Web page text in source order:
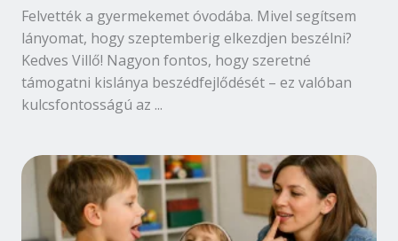
Felvették a gyermekemet óvodába. Mivel segítsem
lányomat, hogy szeptemberig elkezdjen beszélni?
Kedves Villő! Nagyon fontos, hogy szeretné
támogatni kislánya beszédfejlődését – ez valóban
kulcsfontosságú az ...